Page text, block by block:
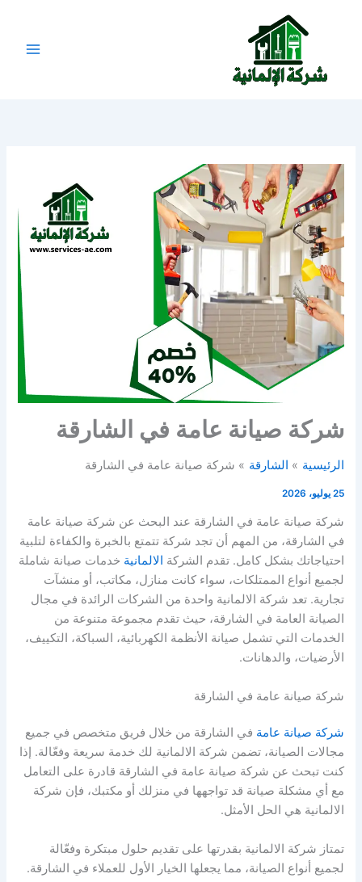
شركة صيانة عامة في الشارقة
الرئيسية الشارقة شركة صيانة عامة في الشارقة
25 يوليو، 2026
شركة صيانة عامة في الشارقة عند البحث عن شركة صيانة عامة
في الشارقة، من المهم أن تجد شركة تتمتع بالخبرة والكفاءة لتلبية
احتياجاتك بشكل كامل. تقدم الشركة الالمانية خدمات صيانة شاملة
لجميع أنواع الممتلكات، سواء كانت منازل، مكاتب، أو منشآت
تجارية. تعد شركة الالمانية واحدة من الشركات الرائدة في مجال
الصيانة العامة في الشارقة، حيث تقدم مجموعة متنوعة من
الخدمات التي تشمل صيانة الأنظمة الكهربائية، السباكة، التكييف،
الأرضيات، والدهانات.
شركة صيانة عامة في الشارقة
شركة صيانة عامة في الشارقة من خلال فريق متخصص في جميع
مجالات الصيانة، تضمن شركة الالمانية لك خدمة سريعة وفعّالة. إذا
كنت تبحث عن شركة صيانة عامة في الشارقة قادرة على التعامل
مع أي مشكلة صيانة قد تواجهها في منزلك أو مكتبك، فإن شركة
الالمانية هي الحل الأمثل.
تمتاز شركة الالمانية بقدرتها على تقديم حلول مبتكرة وفعّالة
لجميع أنواع الصيانة، مما يجعلها الخيار الأول للعملاء في الشارقة.